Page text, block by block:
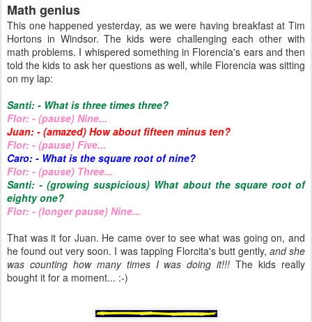
Math genius
This one happened yesterday, as we were having breakfast at Tim
Hortons in Windsor. The kids were challenging each other with
math problems. I whispered something in Florencia's ears and then
told the kids to ask her questions as well, while Florencia was sitting
on my lap:
Santi: - What is three times three?
Flor: - (pause) Nine...
Juan: - (amazed) How about fifteen minus ten?
Flor: - (pause) Five...
Caro: - What is the square root of nine?
Flor: - (pause) Three...
Santi: - (growing suspicious) What about the square root of
eighty one?
Flor: - (longer pause) Nine...
That was it for Juan. He came over to see what was going on, and
he found out very soon. I was tapping Florcita's butt gently, and she
was counting how many times I was doing it!!!The kids really
bought it for a moment... :-)